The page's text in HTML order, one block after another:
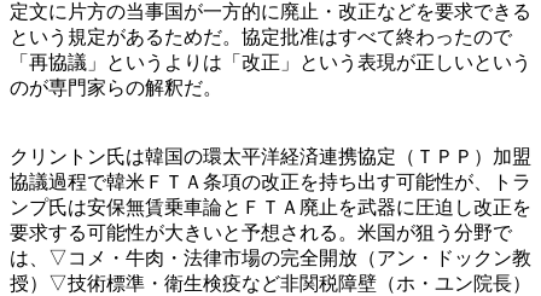
定文に片方の当事国が一方的に廃止・改正などを要求できる
という規定があるためだ。協定批准はすべて終わったので
「再協議」というよりは「改正」という表現が正しいという
のが専門家らの解釈だ。
クリントン氏は韓国の環太平洋経済連携協定（ＴＰＰ）加盟
協議過程で韓米ＦＴＡ条項の改正を持ち出す可能性が、トラ
ンプ氏は安保無賃乗車論とＦＴＡ廃止を武器に圧迫し改正を
要求する可能性が大きいと予想される。米国が狙う分野で
は、▽コメ・牛肉・法律市場の完全開放（アン・ドックン教
授）▽技術標準・衛生検疫など非関税障壁（ホ・ユン院長）